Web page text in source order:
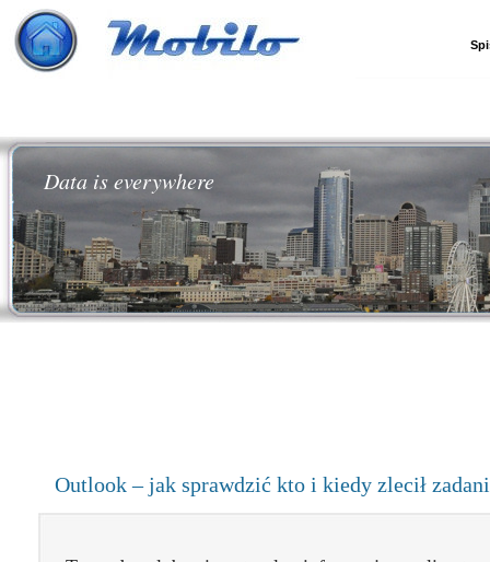
Data is everywhere
Outlook – jak sprawdzić kto i kiedy zlecił